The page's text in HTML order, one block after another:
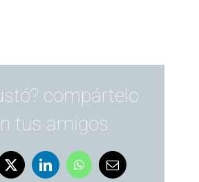
compártelo
tus amigos
X LinkedInWhatsAppCorreo